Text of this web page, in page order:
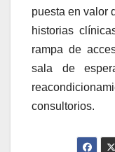
puesta en valor
historias
rampa de
sala de
consultorios.